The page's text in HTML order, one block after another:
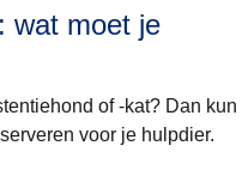
wat moet je
of -kat? Dan kun
voor je hulpdier.